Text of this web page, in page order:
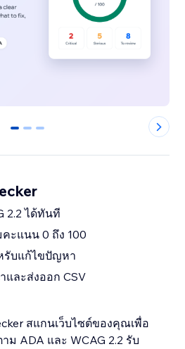
0 1 2
2.2 ได้ทันที
ะแนน 0 ถึง 100
รับแก้ไขปัญหา
ละส่งออก CSV
สแกนเว็บไซต์ของคุณเพื่อ
ADA และ WCAG 2.2 รับ